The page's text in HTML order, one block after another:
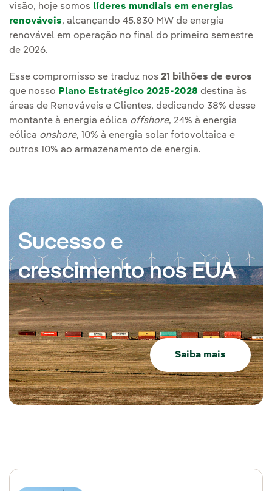
visão, hoje somos líderes mundiais em energias
renováveis, alcançando 45.830 MW de energia
renovável em operação no final do primeiro semestre
de 2026.
Esse compromisso se traduz nos 21 bilhões de euros
que nosso Plano Estratégico 2025-2028 destina às
áreas de Renováveis e Clientes, dedicando 38% desse
montante à energia eólica offshore, 24% à energia
eólica onshore, 10% à energia solar fotovoltaica e
outros 10% ao armazenamento de energia.
Sucesso e
crescimento nos EUA
Saiba mais